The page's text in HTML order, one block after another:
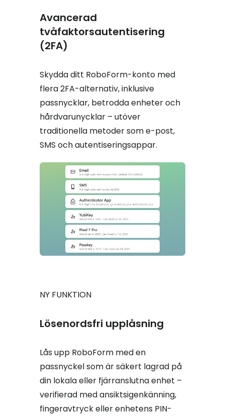
Avancerad
tvåfaktorsautentisering
(2FA)
Skydda ditt RoboForm-konto med
flera 2FA-alternativ, inklusive
passnycklar, betrodda enheter och
hårdvarunycklar – utöver
traditionella metoder som e-post,
SMS och autentiseringsappar.
NY FUNKTION
Lösenordsfri upplåsning
Lås upp RoboForm med en
passnyckel som är säkert lagrad på
din lokala eller fjärranslutna enhet –
verifierad med ansiktsigenkänning,
fingeravtryck eller enhetens PIN-